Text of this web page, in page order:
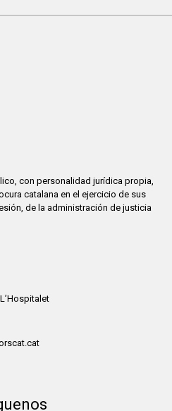
con personalidad jurídica propia,
catalana en el ejercicio de sus
de la administración de justicia